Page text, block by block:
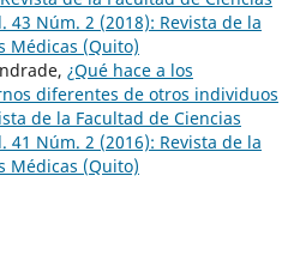
43 Núm. 2 (2018): Revista de la
Médicas (Quito)
¿Qué hace a los
diferentes de otros individuos
de la Facultad de Ciencias
41 Núm. 2 (2016): Revista de la
Médicas (Quito)